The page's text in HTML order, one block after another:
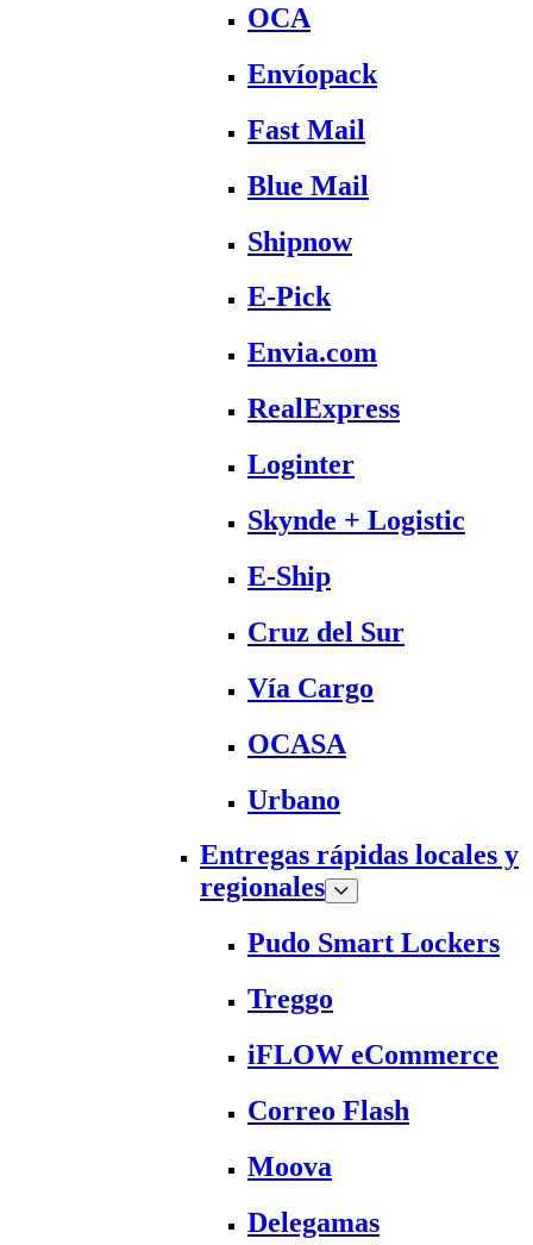
OCA
Envíopack
Fast Mail
Blue Mail
Shipnow
E-Pick
Envia.com
RealExpress
Loginter
Skynde + Logistic
E-Ship
Cruz del Sur
Vía Cargo
OCASA
Urbano
Entregas rápidas locales y
regionales
Pudo Smart Lockers
Treggo
iFLOW eCommerce
Correo Flash
Moova
Delegamas